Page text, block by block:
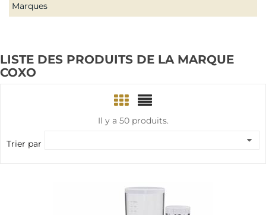
Marques
LISTE DES PRODUITS DE LA MARQUE
COXO
Il y a 50 produits.
Trier par